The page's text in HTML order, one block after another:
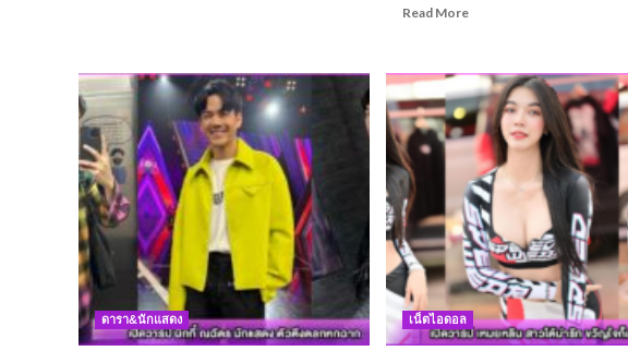
รัช
นก
นาง
แบบ
สาย
เซ็กซี่
ปาก
อวบ
อิ่ม
ผล
งาน
ดี
เด็ด
จน
Read MoreRead
น้ำ
ผึ้ง
ก็
มาดิ
ค
ร้าบ
เน็ต
ไอ
ดอล
สาว
หน้า
สวย
หุ่น
ดี
ดารา&นักแสดง เน็ตไอดอล